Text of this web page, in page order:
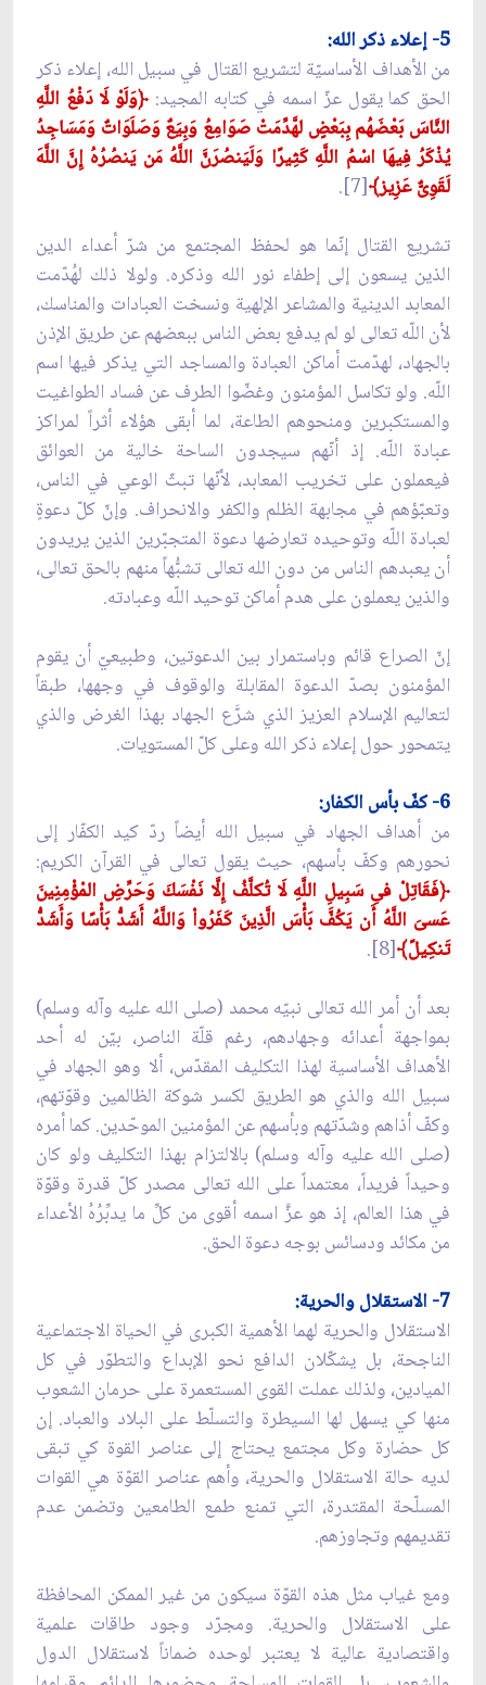
5- إعلاء ذكر الله:
من الأهداف الأساسيّة لتشريع القتال في سبيل الله، إعلاء ذكر
الحق كما يقول عزّ اسمه في كتابه المجيد: ﴿وَلَوْ لَا دَفْعُ اللَّهِ
النَّاسَ بَعْضَهُم بِبَعْضٍ لهَّدِّمَتْ صَوَامِعُ وَبِيَعٌ وَصَلَوَاتٌ وَمَسَاجِدُ
يُذْكَرُ فِيهَا اسْمُ اللَّهِ كَثِيرًا وَلَيَنصُرَنَّ اللَّهُ مَن يَنصُرُهُ إِنَّ اللَّهَ
لَقَوِىٌّ عَزِيز﴾[7].
تشريع القتال إنّما هو لحفظ المجتمع من شرّ أعداء الدين
الذين يسعون إلى إطفاء نور الله وذكره. ولولا ذلك لهُدّمت
المعابد الدينية والمشاعر الإلهية ونسخت العبادات والمناسك،
لأن اللّه تعالى لو لم يدفع بعض الناس ببعضهم عن طريق الإذن
بالجهاد، لهدّمت أماكن العبادة والمساجد التي يذكر فيها اسم
اللّه. ولو تكاسل المؤمنون وغضّوا الطرف عن فساد الطواغيت
والمستكبرين ومنحوهم الطاعة، لما أبقى هؤلاء أثراً لمراكز
عبادة اللّه. إذ أنّهم سيجدون الساحة خالية من العوائق
فيعملون على تخريب المعابد، لأنّها تبثّ الوعي في الناس،
وتعبّؤهم في مجابهة الظلم والكفر والانحراف. وإنّ كلّ دعوةٍ
لعبادة اللّه وتوحيده تعارضها دعوة المتجبّرين الذين يريدون
أن يعبدهم الناس من دون الله تعالى تشبُّهاً منهم بالحق تعالى،
والذين يعملون على هدم أماكن توحيد اللّه وعبادته.
إنّ الصراع قائم وباستمرار بين الدعوتين، وطبيعيّ أن يقوم
المؤمنون بصدّ الدعوة المقابلة والوقوف في وجهها، طبقاً
لتعاليم الإسلام العزيز الذي شرَّع الجهاد بهذا الغرض والذي
يتمحور حول إعلاء ذكر الله وعلى كلّ المستويات.
6- كفّ بأس الكفار:
من أهداف الجهاد في سبيل الله أيضاً ردّ كيد الكفّار إلى
نحورهم وكفّ بأسهم، حيث يقول تعالى في القرآن الكريم:
﴿فَقَاتِلْ فىِ سَبِيلِ اللَّهِ لَا تُكلَّفُ إِلَّا نَفْسَكَ وَحَرِّضِ المْؤْمِنِينَ
عَسىَ اللَّهُ أَن يَكُفَّ بَأْسَ الَّذِينَ كَفَرُواْ وَاللَّهُ أَشَدُّ بَأْسًا وَأَشَدُّ
تَنكِيلً﴾[8].
بعد أن أمر الله تعالى نبيّه محمد (صلى الله عليه وآله وسلم)
بمواجهة أعدائه وجهادهم، رغم قلّة الناصر، بيّن له أحد
الأهداف الأساسية لهذا التكليف المقدّس، ألا وهو الجهاد في
سبيل الله والذي هو الطريق لكسر شوكة الظالمين وقوّتهم،
وكفّ أذاهم وشدّتهم وبأسهم عن المؤمنين الموحّدين. كما أمره
(صلى الله عليه وآله وسلم) بالالتزام بهذا التكليف ولو كان
وحيداً فريداً، معتمداً على الله تعالى مصدر كلّ قدرة وقوّة
في هذا العالم، إذ هو عزَّ اسمه أقوى من كلِّ ما يدبِّرُهُ الأعداء
من مكائد ودسائس بوجه دعوة الحق.
7- الاستقلال والحرية:
الاستقلال والحرية لهما الأهمية الكبرى في الحياة الاجتماعية
الناجحة، بل يشكّلان الدافع نحو الإبداع والتطوّر في كل
الميادين، ولذلك عملت القوى المستعمرة على حرمان الشعوب
منها كي يسهل لها السيطرة والتسلّط على البلاد والعباد. إن
كل حضارة وكل مجتمع يحتاج إلى عناصر القوة كي تبقى
لديه حالة الاستقلال والحرية، وأهم عناصر القوّة هي القوات
المسلّحة المقتدرة، التي تمنع طمع الطامعين وتضمن عدم
تقديمهم وتجاوزهم.
ومع غياب مثل هذه القوّة سيكون من غير الممكن المحافظة
على الاستقلال والحرية. ومجرّد وجود طاقات علمية
واقتصادية عالية لا يعتبر لوحده ضماناً لاستقلال الدول